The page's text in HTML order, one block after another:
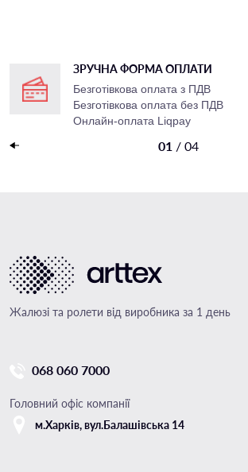
ЗРУЧНА ФОРМА ОПЛАТИ
Безготівкова оплата з ПДВ
Безготівкова оплата без ПДВ
Онлайн-оплата Liqpay
01 / 04
Жалюзі та ролети від виробника за 1 день
068 060 7000
Головний офіс компанії
м.Харкiв, вул.Балашівська 14